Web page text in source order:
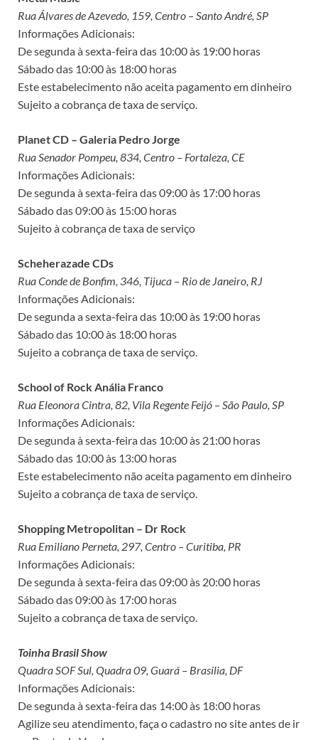
Rua Álvares de Azevedo, 159, Centro – Santo André, SP
Informações Adicionais:
De segunda à sexta-feira das 10:00 às 19:00 horas
Sábado das 10:00 às 18:00 horas
Este estabelecimento não aceita pagamento em dinheiro
Sujeito a cobrança de taxa de serviço.
Planet CD – Galeria Pedro Jorge
Rua Senador Pompeu, 834, Centro – Fortaleza, CE
Informações Adicionais:
De segunda à sexta-feira das 09:00 às 17:00 horas
Sábado das 09:00 às 15:00 horas
Sujeito à cobrança de taxa de serviço
Scheherazade CDs
Rua Conde de Bonfim, 346, Tijuca – Rio de Janeiro, RJ
Informações Adicionais:
De segunda a sexta-feira das 10:00 às 19:00 horas
Sábado das 10:00 às 18:00 horas
Sujeito a cobrança de taxa de serviço.
School of Rock Anália Franco
Rua Eleonora Cintra, 82, Vila Regente Feijó – São Paulo, SP
Informações Adicionais:
De segunda à sexta-feira das 10:00 às 21:00 horas
Sábado das 10:00 às 13:00 horas
Este estabelecimento não aceita pagamento em dinheiro
Sujeito a cobrança de taxa de serviço.
Shopping Metropolitan – Dr Rock
Rua Emiliano Perneta, 297, Centro – Curitiba, PR
Informações Adicionais:
De segunda à sexta-feira das 09:00 às 20:00 horas
Sábado das 09:00 às 17:00 horas
Sujeito a cobrança de taxa de serviço.
Toinha Brasil Show
Quadra SOF Sul, Quadra 09, Guará – Brasília, DF
Informações Adicionais:
De segunda à sexta-feira das 14:00 às 18:00 horas
Agilize seu atendimento, faça o cadastro no site antes de ir